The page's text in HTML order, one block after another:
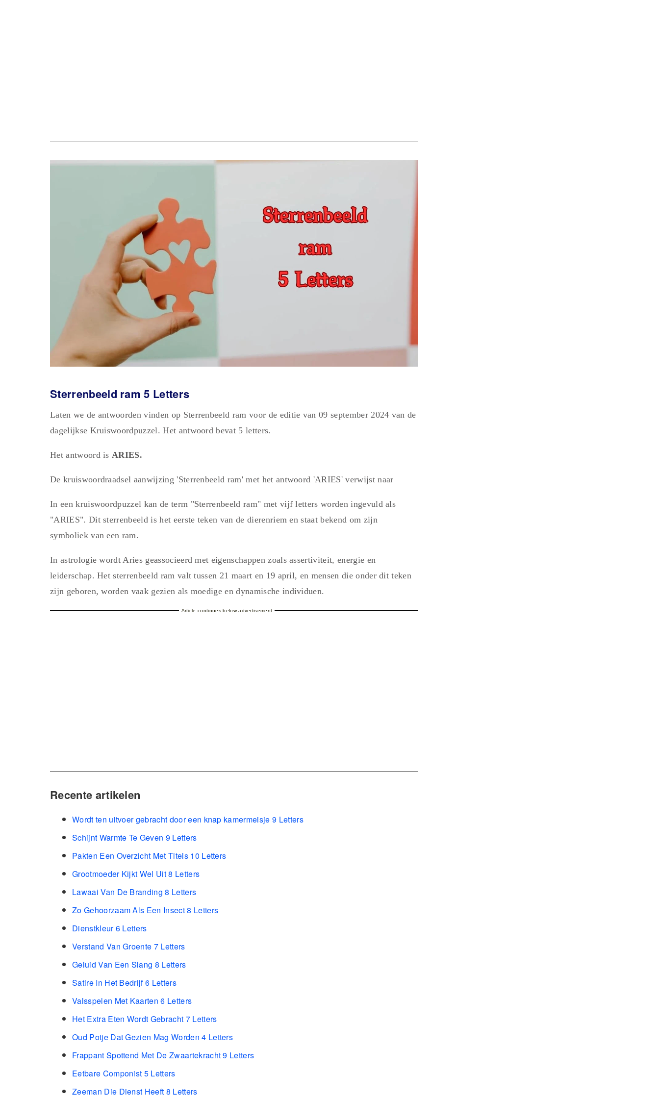
Sterrenbeeld ram 5 Letters
Laten we de antwoorden vinden op Sterrenbeeld ram voor de editie van 09 september 2024 van de
dagelijkse Kruiswoordpuzzel. Het antwoord bevat 5 letters.
Het antwoord is ARIES.
De kruiswoordraadsel aanwijzing 'Sterrenbeeld ram' met het antwoord 'ARIES' verwijst naar
In een kruiswoordpuzzel kan de term "Sterrenbeeld ram" met vijf letters worden ingevuld als
"ARIES". Dit sterrenbeeld is het eerste teken van de dierenriem en staat bekend om zijn
symboliek van een ram.
In astrologie wordt Aries geassocieerd met eigenschappen zoals assertiviteit, energie en
leiderschap. Het sterrenbeeld ram valt tussen 21 maart en 19 april, en mensen die onder dit teken
zijn geboren, worden vaak gezien als moedige en dynamische individuen.
Article continues below advertisement
Recente artikelen
Wordt ten uitvoer gebracht door een knap kamermeisje 9 Letters
Schijnt Warmte Te Geven 9 Letters
Pakten Een Overzicht Met Titels 10 Letters
Grootmoeder Kijkt Wel Uit 8 Letters
Lawaai Van De Branding 8 Letters
Zo Gehoorzaam Als Een Insect 8 Letters
Dienstkleur 6 Letters
Verstand Van Groente 7 Letters
Geluid Van Een Slang 8 Letters
Satire In Het Bedrijf 6 Letters
Valsspelen Met Kaarten 6 Letters
Het Extra Eten Wordt Gebracht 7 Letters
Oud Potje Dat Gezien Mag Worden 4 Letters
Frappant Spottend Met De Zwaartekracht 9 Letters
Eetbare Componist 5 Letters
Zeeman Die Dienst Heeft 8 Letters